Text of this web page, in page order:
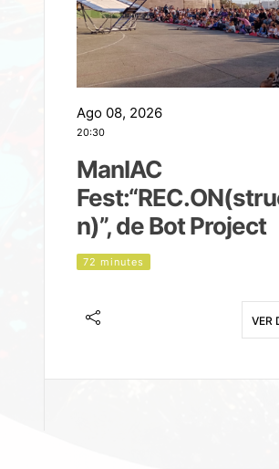
Ago 08, 2026
20:30
ManIAC
n)”, de Bot Project
72 minutes
VER